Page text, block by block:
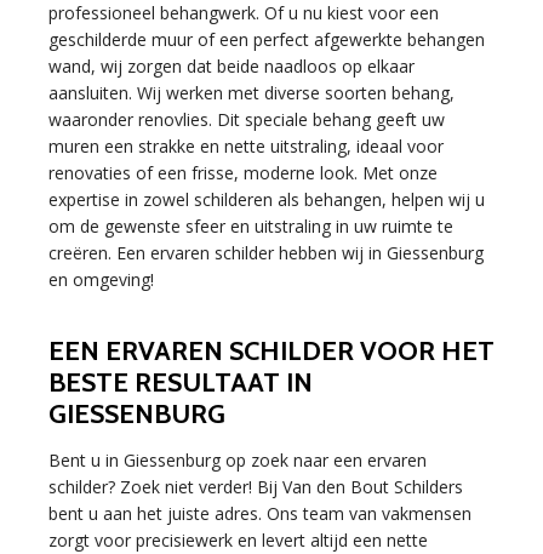
professioneel behangwerk. Of u nu kiest voor een
geschilderde muur of een perfect afgewerkte behangen
wand, wij zorgen dat beide naadloos op elkaar
aansluiten. Wij werken met diverse soorten behang,
waaronder renovlies. Dit speciale behang geeft uw
muren een strakke en nette uitstraling, ideaal voor
renovaties of een frisse, moderne look. Met onze
expertise in zowel schilderen als behangen, helpen wij u
om de gewenste sfeer en uitstraling in uw ruimte te
creëren. Een ervaren schilder hebben wij in Giessenburg
en omgeving!
EEN ERVAREN SCHILDER VOOR HET
BESTE RESULTAAT IN
GIESSENBURG
Bent u in Giessenburg op zoek naar een ervaren
schilder? Zoek niet verder! Bij Van den Bout Schilders
bent u aan het juiste adres. Ons team van vakmensen
zorgt voor precisiewerk en levert altijd een nette